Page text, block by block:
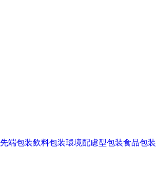
先端包装飲料包装環境配慮型包装食品包装